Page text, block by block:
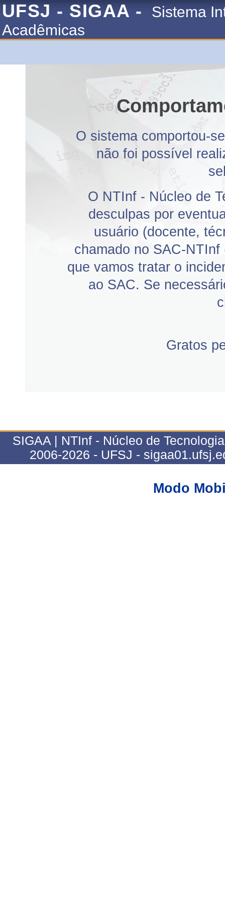
UFSJ - SIGAA -
Sistema
Acadêmicas
O sistema comportou-
não foi possível
O NTInf - Núcleo de
desculpas por
usuário (docente,
chamado no SAC-NTInf
que vamos tratar o
ao SAC. Se
Gratos
SIGAA | NTInf - Núcleo de
2006-2026 - UFSJ -
Modo